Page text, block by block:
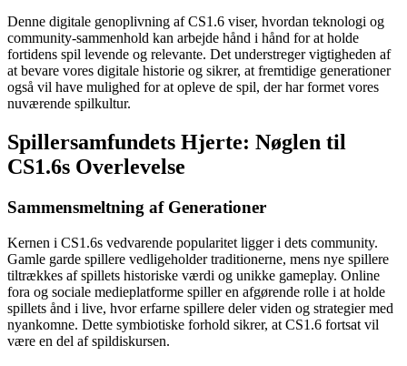
Denne digitale genoplivning af CS1.6 viser, hvordan teknologi og
community-sammenhold kan arbejde hånd i hånd for at holde
fortidens spil levende og relevante. Det understreger vigtigheden af
at bevare vores digitale historie og sikrer, at fremtidige generationer
også vil have mulighed for at opleve de spil, der har formet vores
nuværende spilkultur.
Spillersamfundets Hjerte: Nøglen til
CS1.6s Overlevelse
Sammensmeltning af Generationer
Kernen i CS1.6s vedvarende popularitet ligger i dets community.
Gamle garde spillere vedligeholder traditionerne, mens nye spillere
tiltrækkes af spillets historiske værdi og unikke gameplay. Online
fora og sociale medieplatforme spiller en afgørende rolle i at holde
spillets ånd i live, hvor erfarne spillere deler viden og strategier med
nyankomne. Dette symbiotiske forhold sikrer, at CS1.6 fortsat vil
være en del af spildiskursen.